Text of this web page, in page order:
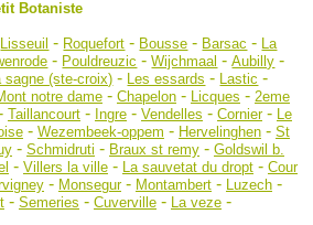
Botaniste
Lisseuil - Roquefort - Bousse - Barsac - La
- Pouldreuzic -Wijchmaal -Aubilly -
sagne (ste-croix) - Les essards - Lastic -
notre dame- Chapelon- Licques - 2eme
Taillancourt- Ingre- Vendelles - Cornier- Le
- Wezembeek-oppem - Hervelinghen- St
- Schmidruti - Braux st remy- Goldswil b.
- Villers la ville- La sauvetat du dropt- Cour
- Monsegur- Montambert- Luzech-
- Semeries - Cuverville- La veze-